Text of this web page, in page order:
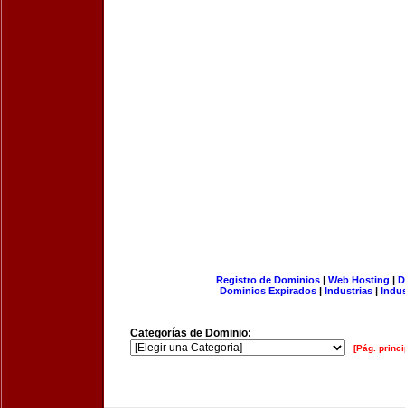
Registro de Dominios| Web Hosting |
Dominios Expirados | Industrias |
Categorías de Dominio:
[Pág.